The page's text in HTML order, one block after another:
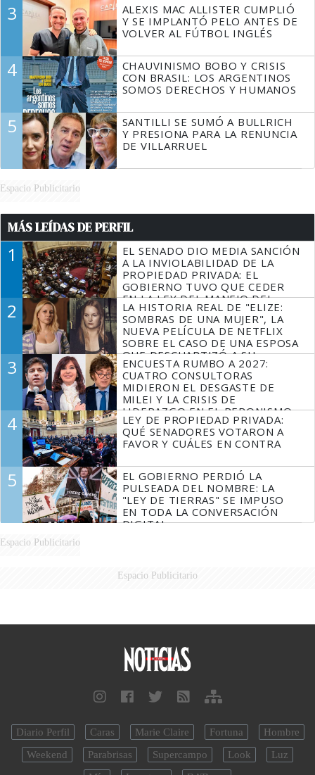
3
ALEXIS MAC ALLISTER CUMPLIÓ
Y SE IMPLANTÓ PELO ANTES DE
VOLVER AL FÚTBOL INGLÉS
4
CHAUVINISMO BOBO Y CRISIS
CON BRASIL: LOS ARGENTINOS
SOMOS DERECHOS Y HUMANOS
5
SANTILLI SE SUMÓ A BULLRICH
Y PRESIONA PARA LA RENUNCIA
DE VILLARRUEL
Espacio Publicitario
MÁS LEÍDAS DE PERFIL
1
EL SENADO DIO MEDIA SANCIÓN
A LA INVIOLABILIDAD DE LA
PROPIEDAD PRIVADA: EL
GOBIERNO TUVO QUE CEDER
EN LA LEY DEL MANEJO DEL
FUEGO
2
LA HISTORIA REAL DE "ELIZE:
SOMBRAS DE UNA MUJER", LA
NUEVA PELÍCULA DE NETFLIX
SOBRE EL CASO DE UNA ESPOSA
QUE DESCUARTIZÓ A SU
MARIDO
3
ENCUESTA RUMBO A 2027:
CUATRO CONSULTORAS
MIDIERON EL DESGASTE DE
MILEI Y LA CRISIS DE
LIDERAZGO EN EL PERONISMO
4
LEY DE PROPIEDAD PRIVADA:
QUÉ SENADORES VOTARON A
FAVOR Y CUÁLES EN CONTRA
5
EL GOBIERNO PERDIÓ LA
PULSEADA DEL NOMBRE: LA
"LEY DE TIERRAS" SE IMPUSO
EN TODA LA CONVERSACIÓN
DIGITAL
Espacio Publicitario
Espacio Publicitario
Diario Perfil Caras Marie Claire Fortuna
Hombre
Weekend
Parabrisas Supercampo Look
Luz